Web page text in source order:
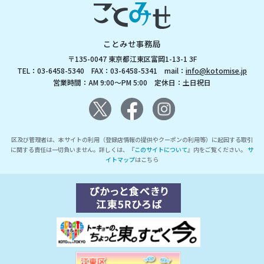
ことみせ事務局
〒135-0047 東京都江東区富岡1-13-1 3F
TEL：03-6458-5340 FAX：03-6458-5341 mail： info@kotomise.jp
営業時間：AM 9:00～PM 5:00 定休日：土日祝日
区及び管理者は、本サイトの利用（登録店情報の提供やクーポンの利用等）に起因する取引
に関する責任は一切負いません。詳しくは、『このサイトについて』内をご覧ください。 サ
イトマップはこちら